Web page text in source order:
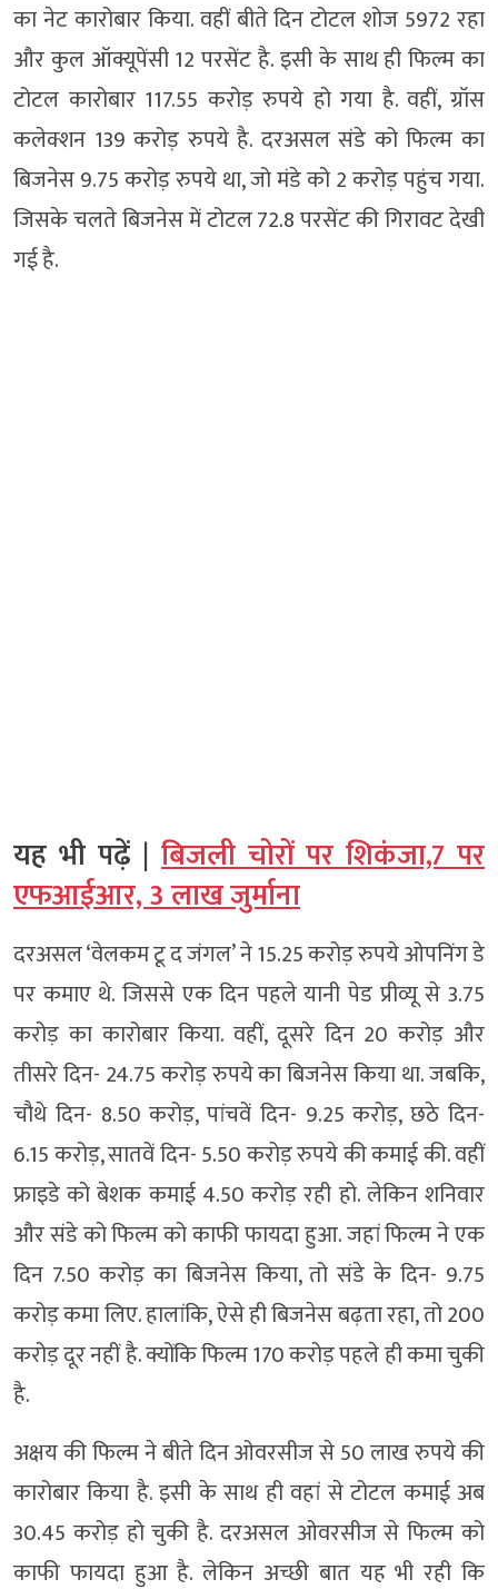
का नेट कारोबार किया. वहीं बीते दिन टोटल शोज 5972 रहा
और कुल ऑक्यूपेंसी 12 परसेंट है. इसी के साथ ही फिल्म का
टोटल कारोबार 117.55 करोड़ रुपये हो गया है. वहीं, ग्रॉस
कलेक्शन 139 करोड़ रुपये है. दरअसल संडे को फिल्म का
बिजनेस 9.75 करोड़ रुपये था, जो मंडे को 2 करोड़ पहुंच गया.
जिसके चलते बिजनेस में टोटल 72.8 परसेंट की गिरावट देखी
गई है.
यह भी पढ़ें | बिजली चोरों पर शिकंजा,7 पर
एफआईआर, 3 लाख जुर्माना
दरअसल ‘वेलकम टू द जंगल’ ने 15.25 करोड़ रुपये ओपनिंग डे
पर कमाए थे. जिससे एक दिन पहले यानी पेड प्रीव्यू से 3.75
करोड़ का कारोबार किया. वहीं, दूसरे दिन 20 करोड़ और
तीसरे दिन- 24.75 करोड़ रुपये का बिजनेस किया था. जबकि,
चौथे दिन- 8.50 करोड़, पांचवें दिन- 9.25 करोड़, छठे दिन-
6.15 करोड़, सातवें दिन- 5.50 करोड़ रुपये की कमाई की. वहीं
फ्राइडे को बेशक कमाई 4.50 करोड़ रही हो. लेकिन शनिवार
और संडे को फिल्म को काफी फायदा हुआ. जहां फिल्म ने एक
दिन 7.50 करोड़ का बिजनेस किया, तो संडे के दिन- 9.75
करोड़ कमा लिए. हालांकि, ऐसे ही बिजनेस बढ़ता रहा, तो 200
करोड़ दूर नहीं है. क्योंकि फिल्म 170 करोड़ पहले ही कमा चुकी
है.
अक्षय की फिल्म ने बीते दिन ओवरसीज से 50 लाख रुपये की
कारोबार किया है. इसी के साथ ही वहां से टोटल कमाई अब
30.45 करोड़ हो चुकी है. दरअसल ओवरसीज से फिल्म को
काफी फायदा हुआ है. लेकिन अच्छी बात यह भी रही कि